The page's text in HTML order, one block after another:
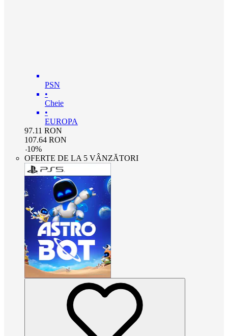
PSN
•
Cheie
•
EUROPA
97.11 RON
107.64 RON
-10%
OFERTE DE LA 5 VÂNZĂTORI